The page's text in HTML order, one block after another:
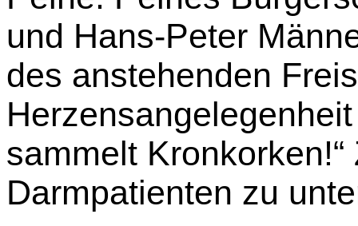
und Hans-Peter
des anstehenden
sammelt
Darmpatienten zu